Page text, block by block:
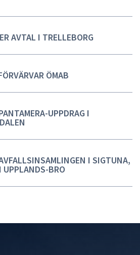
AVTAL I TRELLEBORG
ÖMAB
UPPDRAG I
I SIGTUNA,
BRO